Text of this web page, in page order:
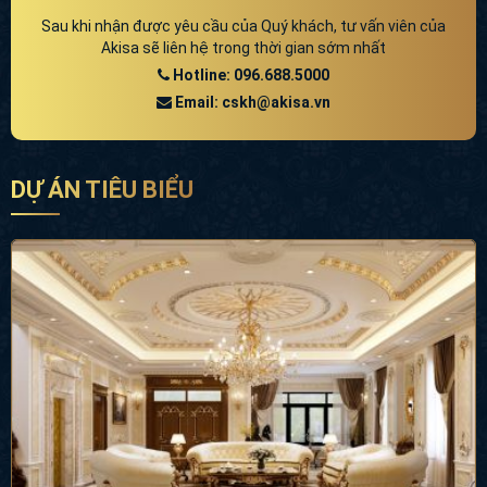
Sau khi nhận được yêu cầu của Quý khách, tư vấn viên của
Akisa sẽ liên hệ trong thời gian sớm nhất
Hotline: 096.688.5000
Email: cskh@akisa.vn
DỰ ÁN TIÊU BIỂU